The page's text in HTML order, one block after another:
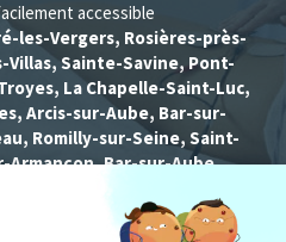
accessible
les-Vergers, Rosières-près-
Sainte-Savine, Pont-
La Chapelle-Saint-Luc,
Arcis-sur-Aube, Bar-sur-
Romilly-sur-Seine, Saint-
Bar-sur-Aube,
sur-Seine, Sens...